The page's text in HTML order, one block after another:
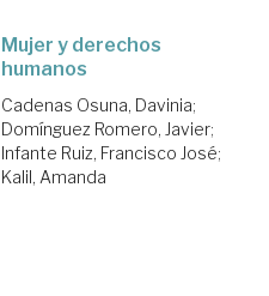
Mujer y derechos
humanos
Cadenas Osuna, Davinia;
Domínguez Romero, Javier;
Infante Ruiz, Francisco José;
Kalil, Amanda